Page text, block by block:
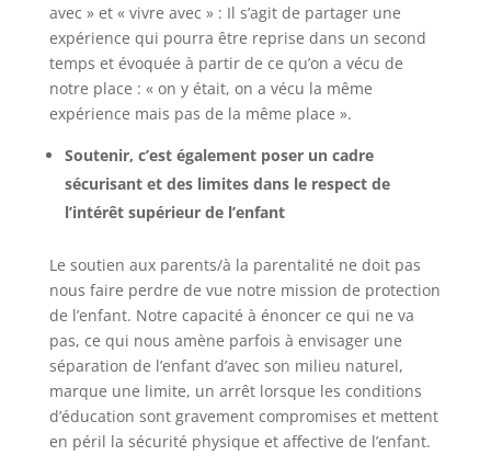
avec » et « vivre avec » : Il s’agit de partager une
expérience qui pourra être reprise dans un second
temps et évoquée à partir de ce qu’on a vécu de
notre place : « on y était, on a vécu la même
expérience mais pas de la même place ».
Soutenir, c’est également poser un cadre
sécurisant et des limites dans le respect de
l’intérêt supérieur de l’enfant
Le soutien aux parents/à la parentalité ne doit pas
nous faire perdre de vue notre mission de protection
de l’enfant. Notre capacité à énoncer ce qui ne va
pas, ce qui nous amène parfois à envisager une
séparation de l’enfant d’avec son milieu naturel,
marque une limite, un arrêt lorsque les conditions
d’éducation sont gravement compromises et mettent
en péril la sécurité physique et affective de l’enfant.